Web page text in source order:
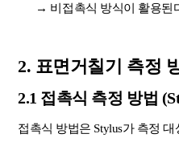
→ 비접촉식 방식이 활용된
2. 표면거칠기 측정
2.1 접촉식 측정 방법
접촉식 방법은 Stylus가 측정 대